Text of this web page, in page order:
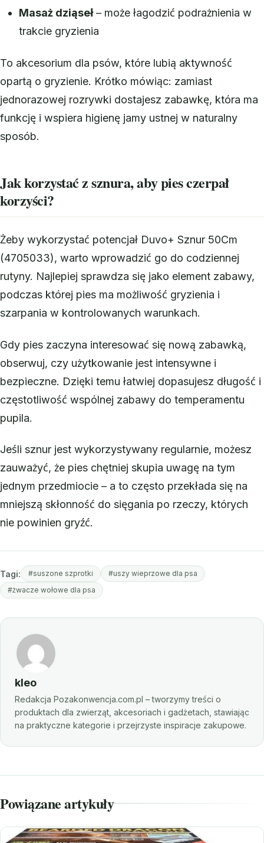
Masaż dziąseł– może łagodzić podrażnienia w
trakcie gryzienia
To akcesorium dla psów, które lubią aktywność
opartą o gryzienie. Krótko mówiąc: zamiast
jednorazowej rozrywki dostajesz zabawkę, która ma
funkcję i wspiera higienę jamy ustnej w naturalny
sposób.
Jak korzystać z sznura, aby pies czerpał
korzyści?
Żeby wykorzystać potencjał Duvo+ Sznur 50Cm
(4705033), warto wprowadzić go do codziennej
rutyny. Najlepiej sprawdza się jako element zabawy,
podczas której pies ma możliwość gryzienia i
szarpania w kontrolowanych warunkach.
Gdy pies zaczyna interesować się nową zabawką,
obserwuj, czy użytkowanie jest intensywne i
bezpieczne. Dzięki temu łatwiej dopasujesz długość i
częstotliwość wspólnej zabawy do temperamentu
pupila.
Jeśli sznur jest wykorzystywany regularnie, możesz
zauważyć, że pies chętniej skupia uwagę na tym
jednym przedmiocie – a to często przekłada się na
mniejszą skłonność do sięgania po rzeczy, których
nie powinien gryźć.
Tagi: #suszone szprotki
#uszy wieprzowe dla psa
#żwacze wołowe dla psa
kleo
Redakcja Pozakonwencja.com.pl – tworzymy treści o
produktach dla zwierząt, akcesoriach i gadżetach, stawiając
na praktyczne kategorie i przejrzyste inspiracje zakupowe.
Powiązane artykuły